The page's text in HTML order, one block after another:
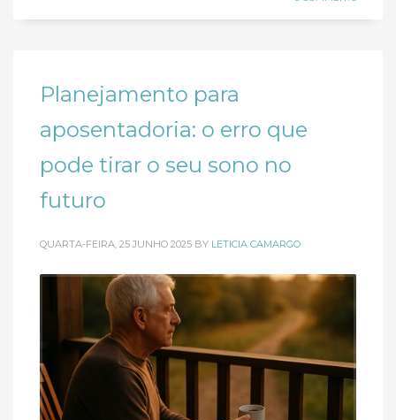
Planejamento para
aposentadoria: o erro que
pode tirar o seu sono no
futuro
QUARTA-FEIRA, 25 JUNHO 2025 BY LETICIA CAMARGO